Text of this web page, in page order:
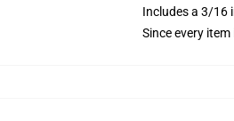
Includes a 3/16
Since every